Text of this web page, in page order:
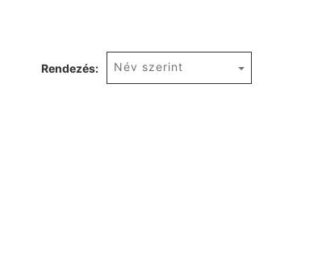
Rendezés: Név szerint